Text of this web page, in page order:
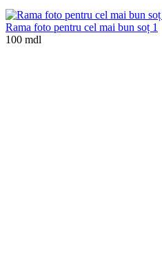
Rama foto pentru cel mai bun soț 1
100 mdl